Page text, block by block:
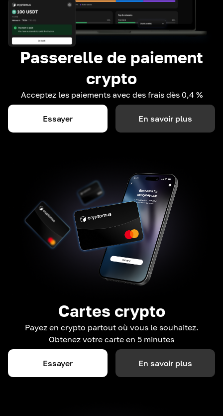
Passerelle de paiement
crypto
Acceptez les paiements avec des frais dès 0,4 %
Essayer En savoir plus
Cartes crypto
Payez en crypto partout où vous le souhaitez.
Obtenez votre carte en 5 minutes
Essayer En savoir plus